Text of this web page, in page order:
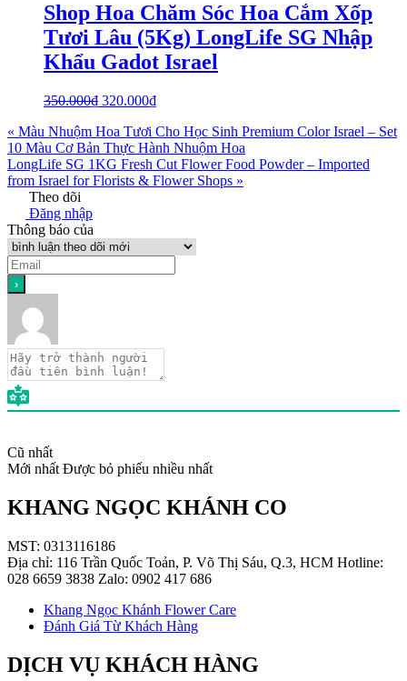
Shop Hoa Chăm Sóc Hoa Cắm Xốp
Tươi Lâu (5Kg) LongLife SG Nhập
Khẩu Gadot Israel
350.000₫ 320.000₫
« Màu Nhuộm Hoa Tươi Cho Học Sinh Premium Color Israel – Set
10 Màu Cơ Bản Thực Hành Nhuộm Hoa
LongLife SG 1KG Fresh Cut Flower Food Powder – Imported
from Israel for Florists & Flower Shops »
Theo dõi
Đăng nhập
Thông báo của
Cũ nhất
Mới nhất Được bỏ phiếu nhiều nhất
KHANG NGỌC KHÁNH CO
MST: 0313116186
Địa chỉ: 116 Trần Quốc Toản, P. Võ Thị Sáu, Q.3, HCM Hotline:
028 6659 3838 Zalo: 0902 417 686
Khang Ngọc Khánh Flower Care
Đánh Giá Từ Khách Hàng
DỊCH VỤ KHÁCH HÀNG